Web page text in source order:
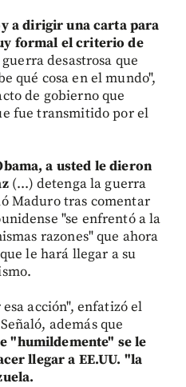
a dirigir una carta para
formal el criterio de
desastrosa que
qué cosa en el mundo",
de gobierno que
fue transmitido por el
a usted le dieron
(...) detenga la guerra
Maduro tras comentar
"se enfrentó a la
razones" que ahora
le hará llegar a su
acción", enfatizó el
además que
"humildemente" se le
llegar a EE.UU. "la